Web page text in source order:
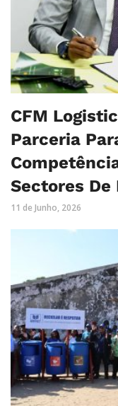
CFM
Parceria
Sectores De
11 de Junho, 2026